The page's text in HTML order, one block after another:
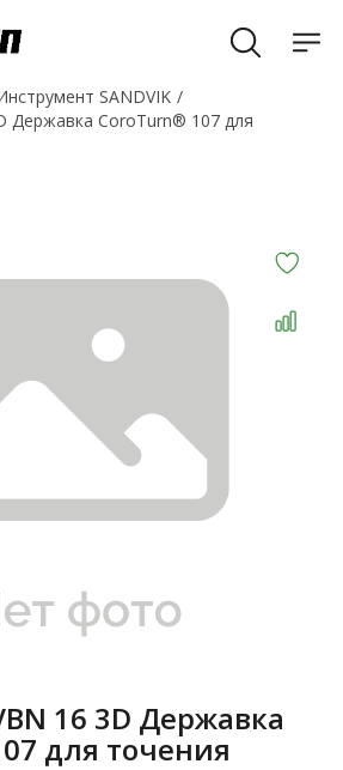
SANDVIK
Державка CoroTurn® 107 для
16 3D Державка
для точения